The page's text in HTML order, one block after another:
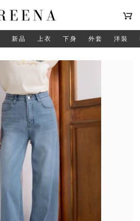
新品 上衣 下身 外套 洋裝